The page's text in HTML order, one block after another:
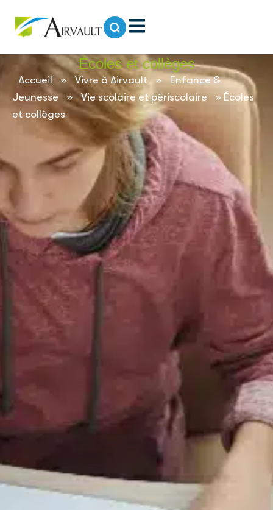
Écoles et collèges
Accueil » Vivre à Airvault »
Enfance &
Jeunesse » Vie scolaire et périscolaire » Écoles
et collèges